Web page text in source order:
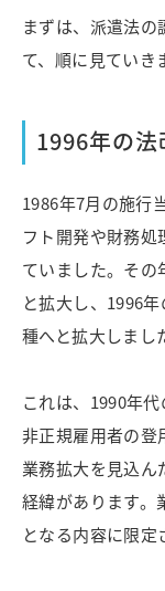
まずは、派遣法
て、順に見ていき
1996年の法
1986年7月の施行
フト開発や財務
ていました。その
と拡大し、1996
種へと拡大しまし
これは、1990年
非正規雇用者の登
業務拡大を見込ん
経緯があります。
となる内容に限定